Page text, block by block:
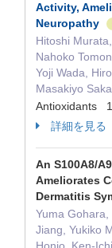
Activity,
Neuropathy
Hitoshi
Nahoko
Yoji Wada,
Masakiyo
Antioxidants
詳細を見る
An S100A8/
Ameliorates
Dermatitis
Yuma
Jiang, Yukiko